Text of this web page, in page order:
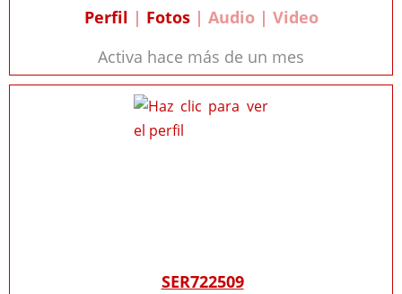
Perfil | Fotos| Audio | Video
Activa hace más de un mes
SER722509